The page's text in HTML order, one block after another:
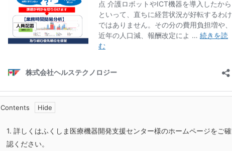
Contents
1. 詳しくはふくしま医療機器開発支援センター様のホームページをご確
認ください。